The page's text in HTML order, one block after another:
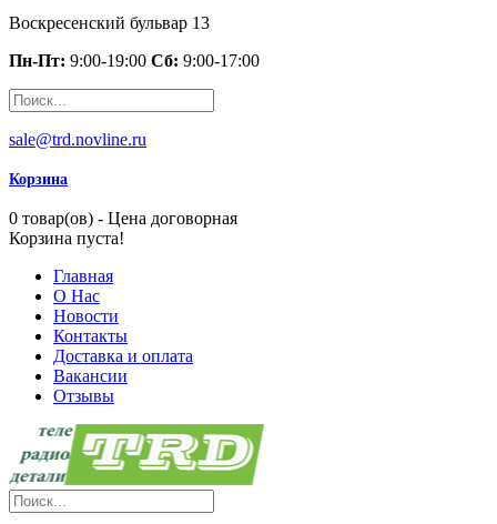
Воскресенский бульвар 13
Пн-Пт: 9:00-19:00 Сб: 9:00-17:00
sale@trd.novline.ru
Корзина
0 товар(ов) - Цена договорная
Корзина пуста!
Главная
О Нас
Новости
Контакты
Доставка и оплата
Вакансии
Отзывы